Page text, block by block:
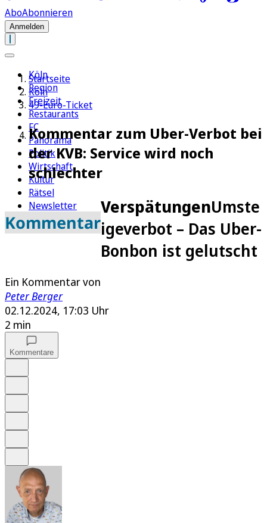
AboAbonnieren
Anmelden
Köln
Region
Freizeit
Restaurants
FC
Panorama
Politik
Wirtschaft
Kultur
Rätsel
Newsletter
E-Paper
Startseite
Köln
49-Euro-Ticket
Kommentar zum Uber-Verbot bei
der KVB: Service wird noch
schlechter
Kommentar
VerspätungenUmste
igeverbot – Das Uber-
Bonbon ist gelutscht
Ein Kommentar von
Peter Berger
02.12.2024, 17:03 Uhr
2 min
Kommentare